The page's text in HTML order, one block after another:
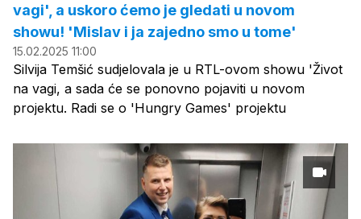
vagi', a uskoro ćemo je gledati u novom
showu! 'Mislav i ja zajedno smo u tome'
15.02.2025 11:00
Silvija Temšić sudjelovala je u RTL-ovom showu 'Život
na vagi, a sada će se ponovno pojaviti u novom
projektu. Radi se o 'Hungry Games' projektu